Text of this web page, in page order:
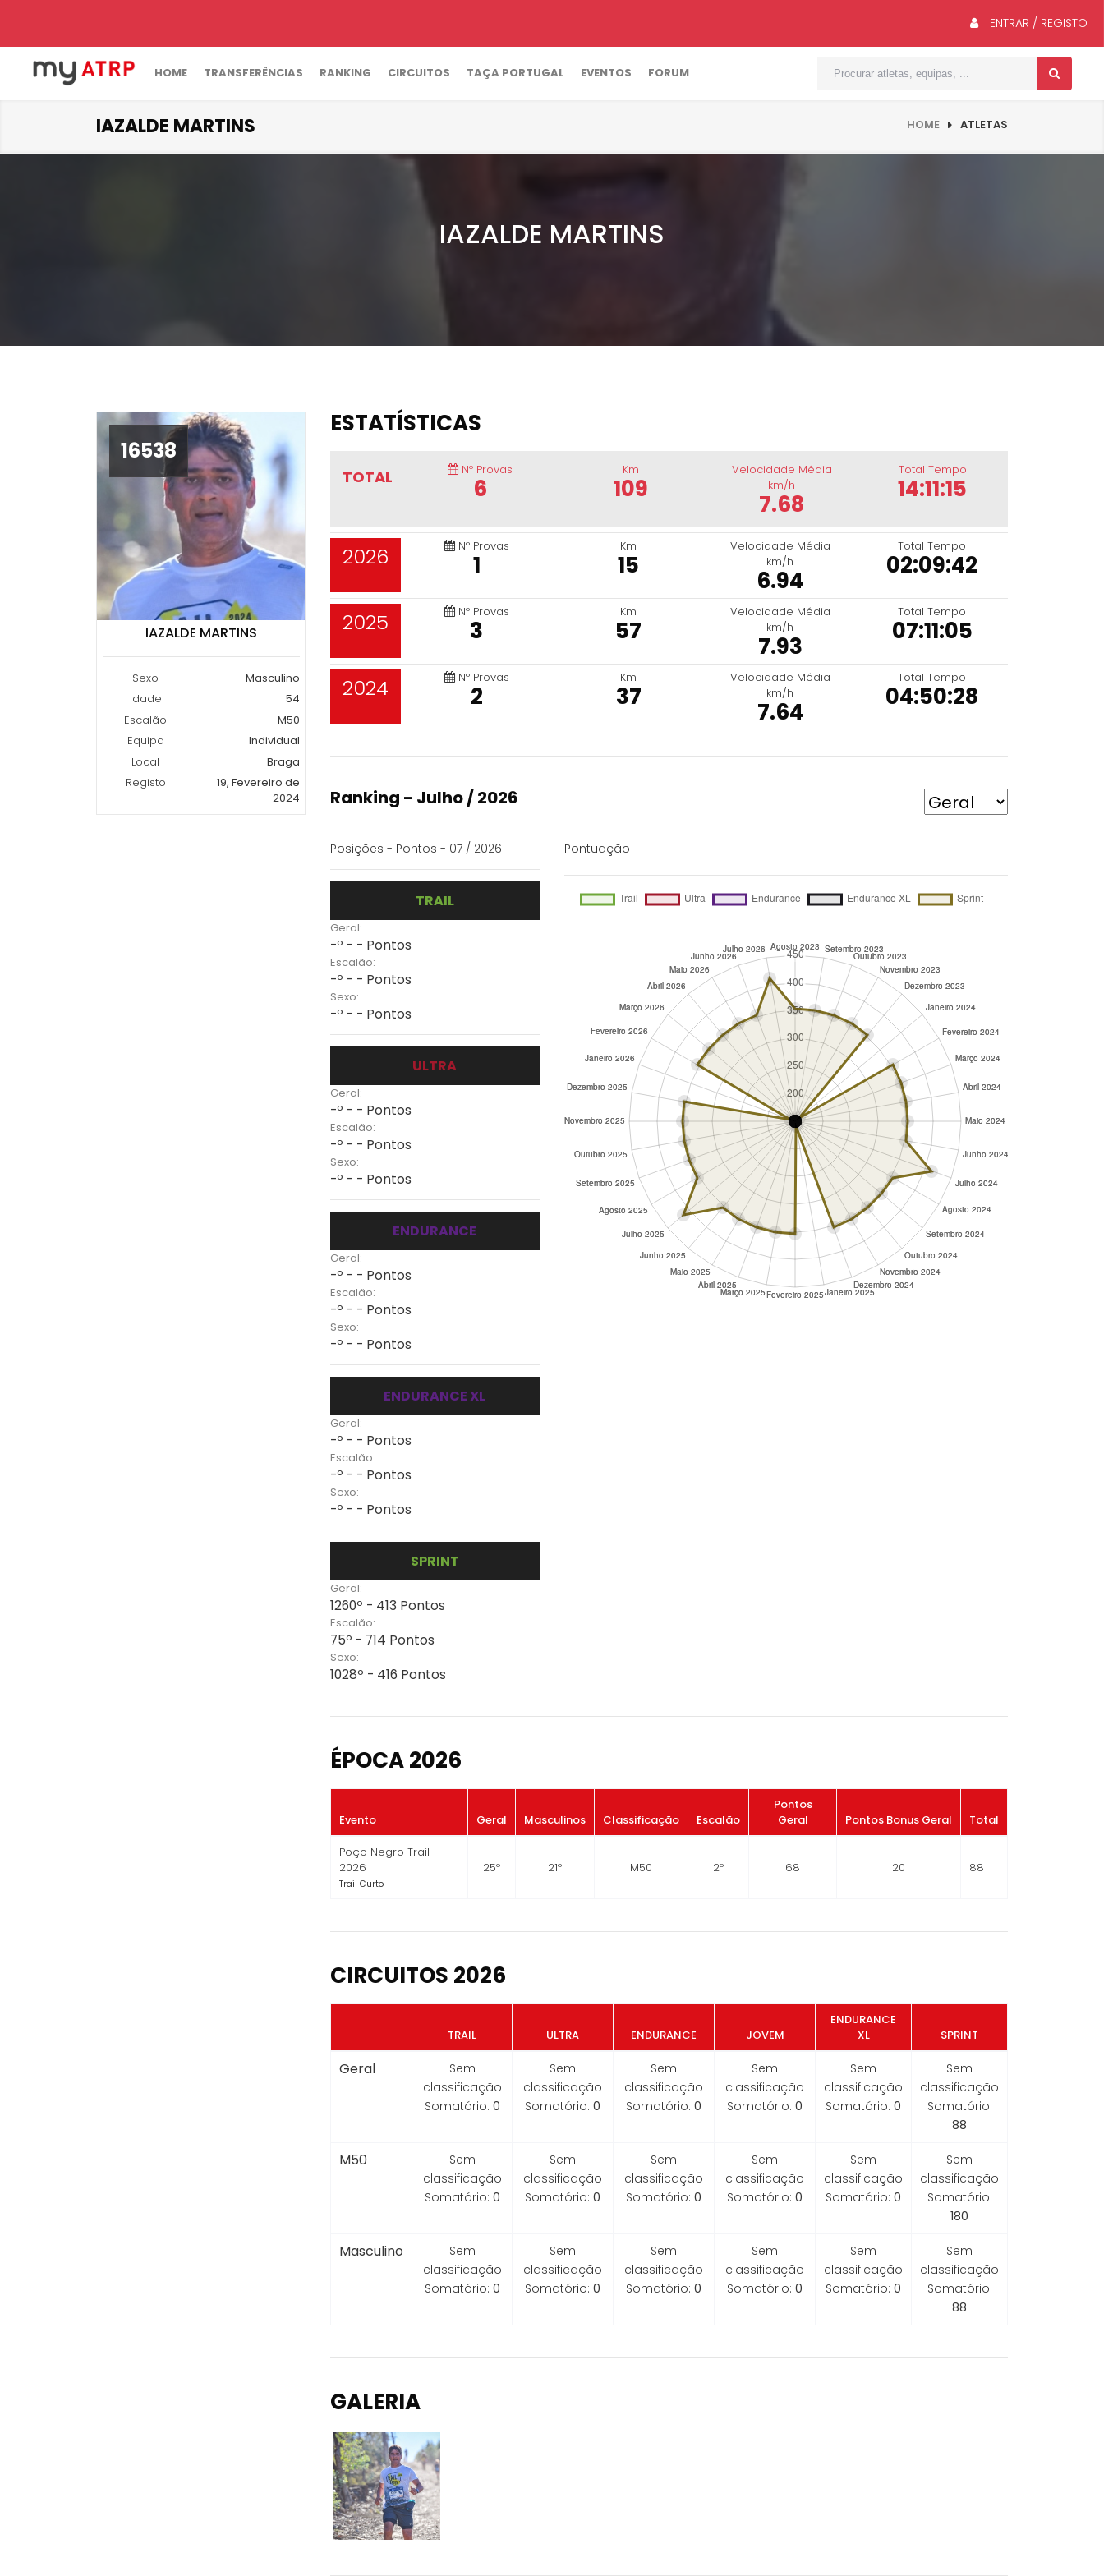
ENTRAR / REGISTO
HOME TRANSFERÊNCIAS RANKING CIRCUITOS TAÇA PORTUGAL EVENTOS FORUM
IAZALDE MARTINS HOME ATLETAS
IAZALDE MARTINS
16538
IAZALDE MARTINS
Sexo
Masculino
Idade
54
Escalão
M50
Equipa
Individual
Local
Braga
Registo
19, Fevereiro de
2024
ESTATÍSTICAS
TOTAL Nº Provas
6
Km
109
Velocidade Média
km/h
7.68
Total Tempo
14:11:15
2026 Nº Provas
1
Km
15
Velocidade Média
km/h
6.94
Total Tempo
02:09:42
2025 Nº Provas
3
Km
57
Velocidade Média
km/h
7.93
Total Tempo
07:11:05
2024 Nº Provas
2
Km
37
Velocidade Média
km/h
7.64
Total Tempo
04:50:28
Ranking - Julho / 2026
Posições - Pontos - 07 / 2026
TRAIL
Geral:
-º - - Pontos
Escalão:
-º - - Pontos
Sexo:
-º - - Pontos
ULTRA
Geral:
-º - - Pontos
Escalão:
-º - - Pontos
Sexo:
-º - - Pontos
ENDURANCE
Geral:
-º - - Pontos
Escalão:
-º - - Pontos
Sexo:
-º - - Pontos
ENDURANCE XL
Geral:
-º - - Pontos
Escalão:
-º - - Pontos
Sexo:
-º - - Pontos
SPRINT
Geral:
1260º - 413 Pontos
Escalão:
75º - 714 Pontos
Sexo:
1028º - 416 Pontos
Pontuação
ÉPOCA 2026
Evento Geral Masculinos Classificação Escalão
Pontos
Geral
Pontos Bonus Geral Total
Poço Negro Trail
2026
Trail Curto
25º 21º M50 2º 68 20 88
CIRCUITOS 2026
TRAIL ULTRA ENDURANCE JOVEM
ENDURANCE
XL
SPRINT
Geral
Sem
classificação
Somatório: 0
Sem
classificação
Somatório: 0
Sem
classificação
Somatório: 0
Sem
classificação
Somatório: 0
Sem
classificação
Somatório: 0
Sem
classificação
Somatório:
88
M50
Sem
classificação
Somatório: 0
Sem
classificação
Somatório: 0
Sem
classificação
Somatório: 0
Sem
classificação
Somatório: 0
Sem
classificação
Somatório: 0
Sem
classificação
Somatório:
180
Masculino
Sem
classificação
Somatório: 0
Sem
classificação
Somatório: 0
Sem
classificação
Somatório: 0
Sem
classificação
Somatório: 0
Sem
classificação
Somatório: 0
Sem
classificação
Somatório:
88
GALERIA